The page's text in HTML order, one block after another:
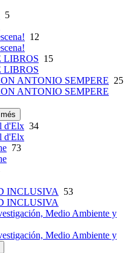
5
12
LIBROS 15
LIBROS
ANTONIO SEMPERE 25
ANTONIO SEMPERE
d'Elx 34
d'Elx
73
INCLUSIVA
53
INCLUSIVA
Medio Ambiente y
Medio Ambiente y